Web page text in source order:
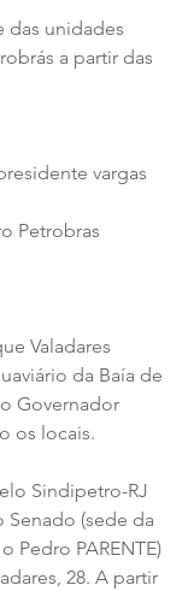
das unidades
a partir das
vargas
Petrobras
Valadares
da Baía de
Governador
os locais.
Sindipetro-RJ
(sede da
Pedro PARENTE)
28. A partir